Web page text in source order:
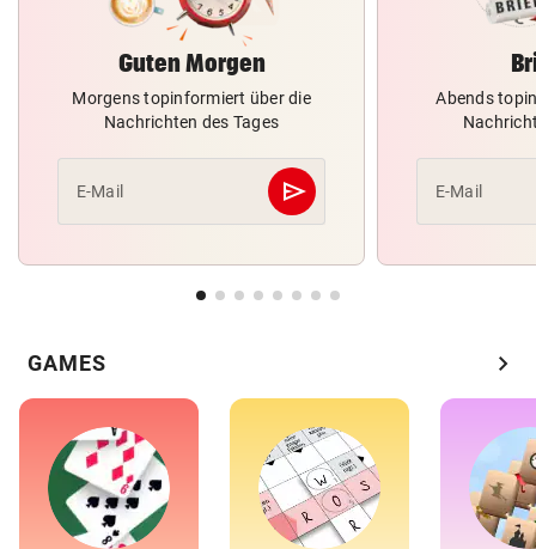
Guten Morgen
Morgens topinformiert über die
Nachrichten des Tages
E-Mail send
Abschicken
Abends
E-Mail
GAMES chevron_right